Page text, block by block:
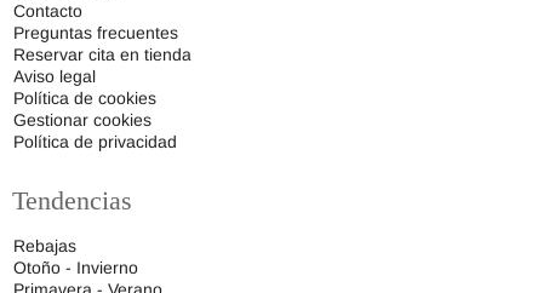
Contacto
Preguntas frecuentes
Reservar cita en tienda
Aviso legal
Política de cookies
Gestionar cookies
Política de privacidad
Tendencias
Rebajas
Otoño - Invierno